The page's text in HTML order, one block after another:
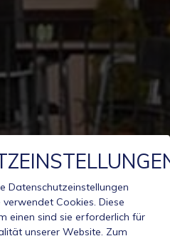
Datenschutzeinstellungen
Cookies. Diese
einen sind sie erforderlich für
unserer Website. Zum